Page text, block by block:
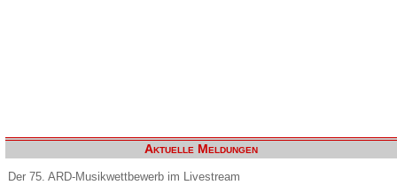
Aktuelle Meldungen
Der 75. ARD-Musikwettbewerb im Livestream